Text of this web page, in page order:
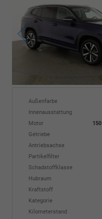
Außenfarbe
Innenausstattung
Motor
Getriebe
Antriebsachse
Partikelfilter
Schadstoffklasse
Hubraum
Kraftstoff
Kategorie
Kilometerstand